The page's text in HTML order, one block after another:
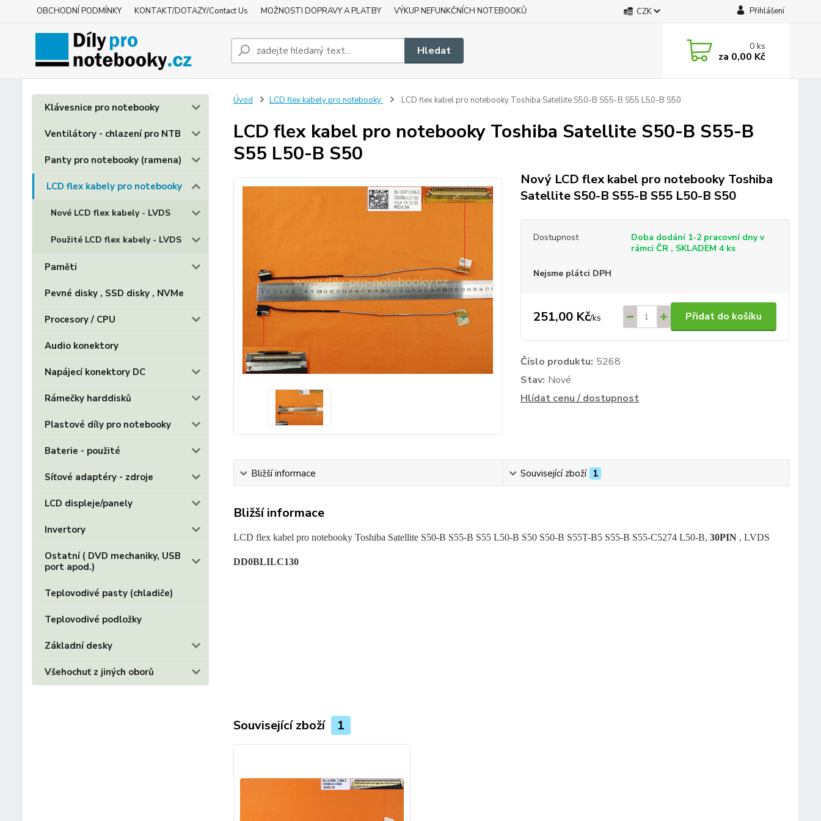
OBCHODNÍ PODMÍNKY KONTAKT/DOTAZY/Contact Us MOŽNOSTI DOPRAVY A PLATBY VÝKUP NEFUNKČNÍCH NOTEBOOKŮ CZK Přihlášení
Hledat 0ks
za 0,00 Kč
Klávesnice pro notebooky
Ventilátory - chlazení pro NTB
Panty pro notebooky (ramena)
LCD flex kabely pro notebooky
Nové LCD flex kabely - LVDS
Použité LCD flex kabely - LVDS
Paměti
Pevné disky , SSD disky , NVMe
Procesory / CPU
Audio konektory
Napájecí konektory DC
Rámečky harddisků
Plastové díly pro notebooky
Baterie - použité
Síťové adaptéry - zdroje
LCD displeje/panely
Invertory
Ostatní ( DVD mechaniky, USB
port apod.)
Teplovodivé pasty (chladiče)
Teplovodivé podložky
Základní desky
Všehochuť z jiných oborů
Úvod LCD flex kabely pro notebooky LCD flex kabel pro notebooky Toshiba Satellite S50-B S55-B S55 L50-B S50
LCD flex kabel pro notebooky Toshiba Satellite S50-B S55-B
S55 L50-B S50
Nový LCD flex kabel pro notebooky Toshiba
Satellite S50-B S55-B S55 L50-B S50
Dostupnost
Doba dodání 1-2 pracovní dny v
rámci ČR , SKLADEM 4 ks
Nejsme plátci DPH
251,00 Kč/ks Přidat do košíku
Číslo produktu: 5268
Stav: Nové
Hlídat cenu / dostupnost
Bližší informace Související zboží 1
Bližší informace
LCD flex kabel pro notebooky Toshiba Satellite S50-B S55-B S55 L50-B S50 S50-B S55T-B5 S55-B S55-C5274 L50-B, 30PIN, LVDS
DD0BLILC130
Související zboží 1